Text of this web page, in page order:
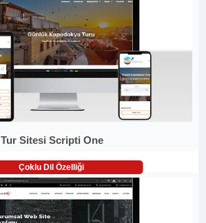
Tur Sitesi Scripti One
Çoklu Dil Özelliği